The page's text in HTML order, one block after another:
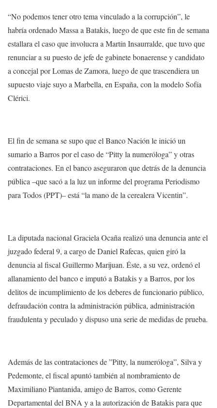
“No podemos tener otro tema vinculado a la corrupción”, le
habría ordenado Massa a Batakis, luego de que este fin de semana
estallara el caso que involucra a Martín Insaurralde, que tuvo que
renunciar a su puesto de jefe de gabinete bonaerense y candidato
a concejal por Lomas de Zamora, luego de que trascendiera un
supuesto viaje suyo a Marbella, en España, con la modelo Sofía
Clérici.
El fin de semana se supo que el Banco Nación le inició un
sumario a Barros por el caso de “Pitty la numeróloga” y otras
contrataciones. En el banco aseguraron que detrás de la denuncia
pública –que sacó a la luz un informe del programa Periodismo
para Todos (PPT)– está “la mano de la cerealera Vicentin”.
La diputada nacional Graciela Ocaña realizó una denuncia ante el
juzgado federal 9, a cargo de Daniel Rafecas, quien giró la
denuncia al fiscal Guillermo Marijuan. Éste, a su vez, ordenó el
allanamiento del banco e imputó a Batakis y a Barros, por los
delitos de incumplimiento de los deberes de funcionario público,
defraudación contra la administración pública, administración
fraudulenta y peculado y dispuso una serie de medidas de prueba.
Además de las contrataciones de ”Pitty, la numeróloga”, Silva y
Pedemonte, el fiscal apuntó también al nombramiento de
Maximiliano Piantanida, amigo de Barros, como Gerente
Departamental del BNA y a la autorización de Batakis para que